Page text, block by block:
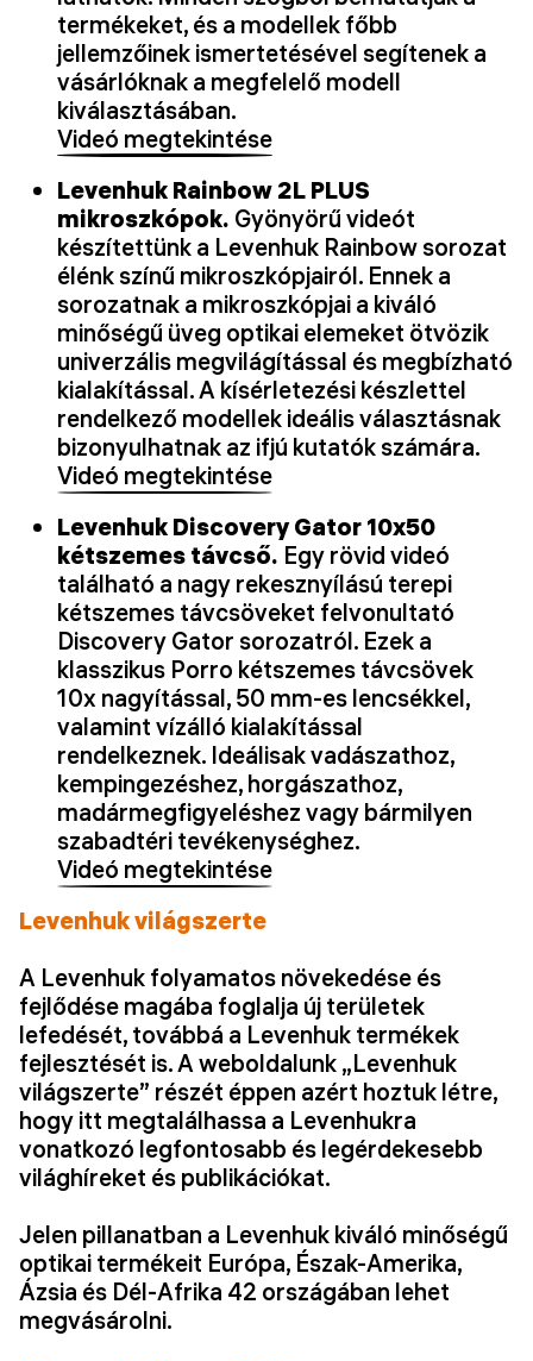
termékeket, és a modellek főbb
jellemzőinek ismertetésével segítenek a
vásárlóknak a megfelelő modell
kiválasztásában.
Videó megtekintése
Levenhuk Rainbow 2L PLUS
mikroszkópok. Gyönyörű videót
készítettünk a Levenhuk Rainbow sorozat
élénk színű mikroszkópjairól. Ennek a
sorozatnak a mikroszkópjai a kiváló
minőségű üveg optikai elemeket ötvözik
univerzális megvilágítással és megbízható
kialakítással. A kísérletezési készlettel
rendelkező modellek ideális választásnak
bizonyulhatnak az ifjú kutatók számára.
Videó megtekintése
Levenhuk Discovery Gator 10x50
kétszemes távcső. Egy rövid videó
található a nagy rekesznyílású terepi
kétszemes távcsöveket felvonultató
Discovery Gator sorozatról. Ezek a
klasszikus Porro kétszemes távcsövek
10x nagyítással, 50 mm-es lencsékkel,
valamint vízálló kialakítással
rendelkeznek. Ideálisak vadászathoz,
kempingezéshez, horgászathoz,
madármegfigyeléshez vagy bármilyen
szabadtéri tevékenységhez.
Videó megtekintése
Levenhuk világszerte
A Levenhuk folyamatos növekedése és
fejlődése magába foglalja új területek
lefedését, továbbá a Levenhuk termékek
fejlesztését is. A weboldalunk „Levenhuk
világszerte” részét éppen azért hoztuk létre,
hogy itt megtalálhassa a Levenhukra
vonatkozó legfontosabb és legérdekesebb
világhíreket és publikációkat.
Jelen pillanatban a Levenhuk kiváló minőségű
optikai termékeit Európa, Észak-Amerika,
Ázsia és Dél-Afrika 42 országában lehet
megvásárolni.